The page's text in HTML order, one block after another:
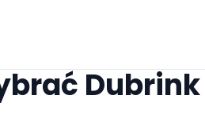
Dubrink